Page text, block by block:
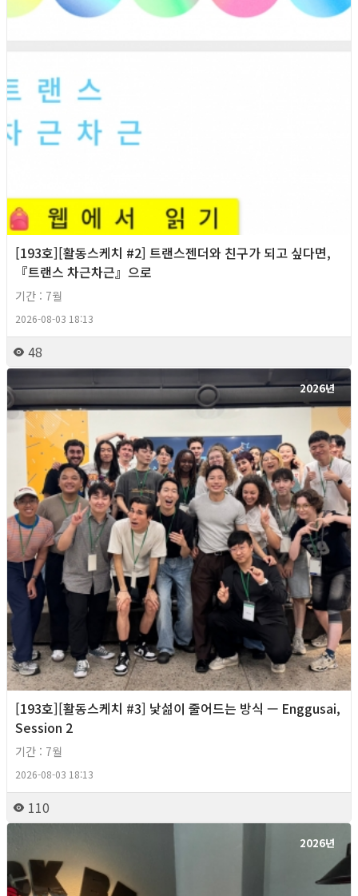
[193호][활동스케치 #2] 트랜스젠더와 친구가 되고 싶다면,
『트랜스 차근차근』으로
기간 : 7월
2026-08-03 18:13
48
2026년
[193호][활동스케치 #3] 낯섦이 줄어드는 방식 — Enggusai,
Session 2
기간 : 7월
2026-08-03 18:13
110
2026년